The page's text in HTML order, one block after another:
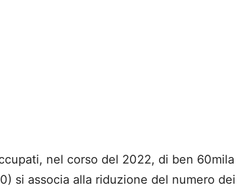
nel corso del 2022, di ben 60mila
si associa alla riduzione del numero dei